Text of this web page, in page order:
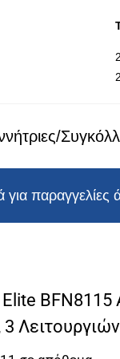
για
BFN8115